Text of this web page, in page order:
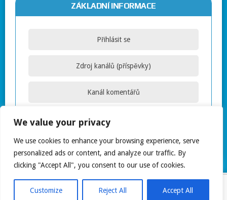
We value your privacy
We use cookies to enhance your browsing experience, serve
personalized ads or content, and analyze our traffic. By
clicking "Accept All", you consent to our use of cookies.
Customize Reject All Accept All
ZÁKLADNÍ INFORMACE
Přihlásit se
Zdroj kanálů (příspěvky)
Kanál komentářů
Česká lokalizace
COPYRIGHT © 2026 ELHGAME.CZ
MH JOYSTICK LITE BY